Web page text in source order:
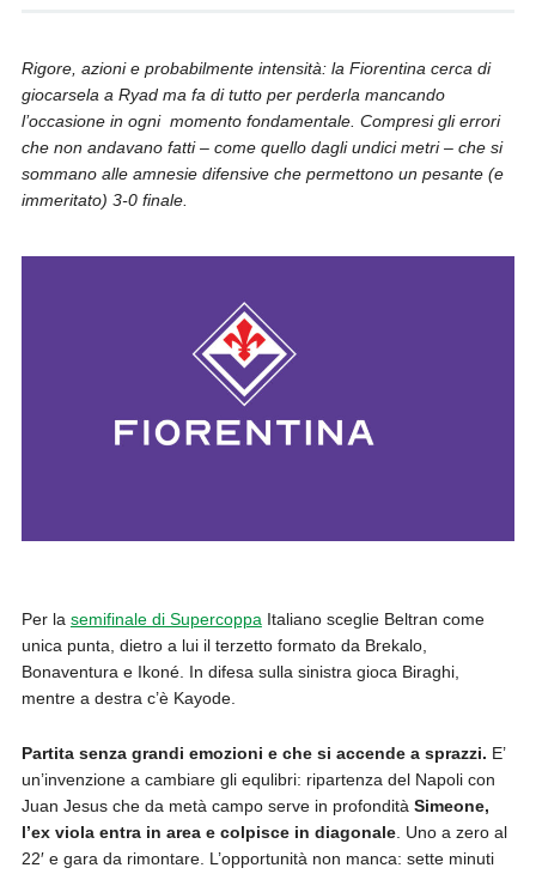
Rigore, azioni e probabilmente intensità: la Fiorentina cerca di
giocarsela a Ryad ma fa di tutto per perderla mancando
l’occasione in ogni momento fondamentale. Compresi gli errori
che non andavano fatti – come quello dagli undici metri – che si
sommano alle amnesie difensive che permettono un pesante (e
immeritato) 3-0 finale.
Per la semifinale di SupercoppaItaliano sceglie Beltran come
unica punta, dietro a lui il terzetto formato da Brekalo,
Bonaventura e Ikoné. In difesa sulla sinistra gioca Biraghi,
mentre a destra c’è Kayode.
Partita senza grandi emozioni e che si accende a sprazzi. E’
un’invenzione a cambiare gli equlibri: ripartenza del Napoli con
Juan Jesus che da metà campo serve in profondità Simeone,
l’ex viola entra in area e colpisce in diagonale. Uno a zero al
22′ e gara da rimontare. L’opportunità non manca: sette minuti